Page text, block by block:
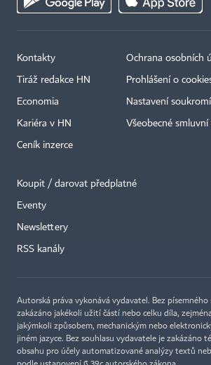
Kontakty
Tiráž redakce HN
Economia
Kariéra v HN
Ceník inzerce
Ochrana osobních
Prohlášení o
Nastavení soukromí
Všeobecné
Koupit / darovat předplatné
Eventy
Newslettery
RSS kanály
Autorská práva vykonává vydavatel. Bez
zakázáno jakékoli užití částí nebo celku díla,
jakýmkoli způsobem, mechanickým nebo
jiném jazyce. Bez souhlasu vydavatele je zakázáno
obsahu pro účely automatizované analýzy textů